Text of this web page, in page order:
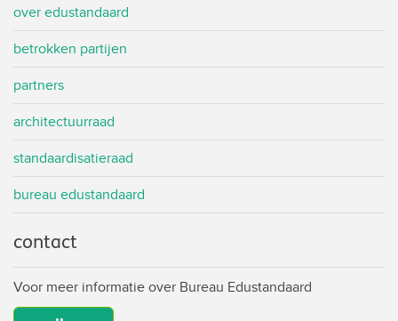
over edustandaard
betrokken partijen
partners
architectuurraad
standaardisatieraad
bureau edustandaard
contact
Voor meer informatie over Bureau Edustandaard